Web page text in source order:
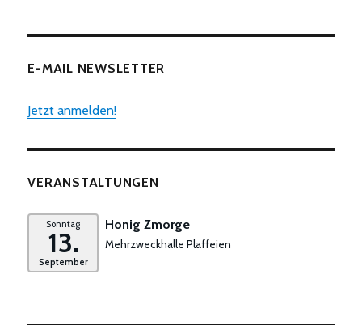
E-MAIL NEWSLETTER
Jetzt anmelden!
VERANSTALTUNGEN
Sonntag
13.
September
Honig Zmorge
Mehrzweckhalle Plaffeien